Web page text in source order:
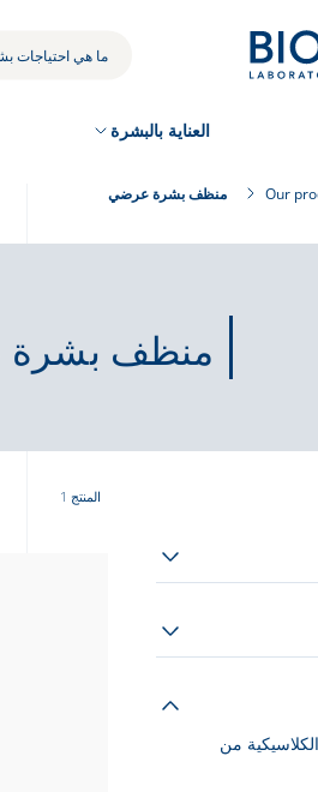
العناية بالبشرة
Our منظف بشرة عرضي
منظف
المنتج 1
من